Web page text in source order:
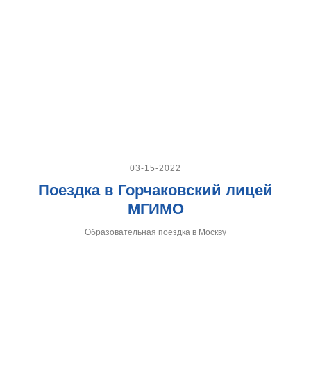
03-15-2022
Поездка в Горчаковский лицей
МГИМО
Образовательная поездка в Москву